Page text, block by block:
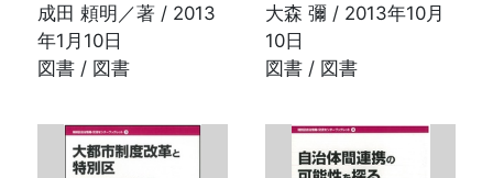
成田 頼明／著 / 2013
年1月10日
図書 / 図書
度調査会から平成10
年自治法改正まで
大森 彌 / 2013年10月
10日
図書 / 図書